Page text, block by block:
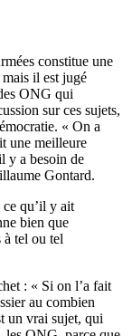
constitue une
mais il est jugé
ONG qui
sur ces sujets,
« On a
une meilleure
y a besoin de
Gontard.
qu’il y ait
bien que
à tel ou tel
: « Si on l’a fait
au combien
un vrai sujet, qui